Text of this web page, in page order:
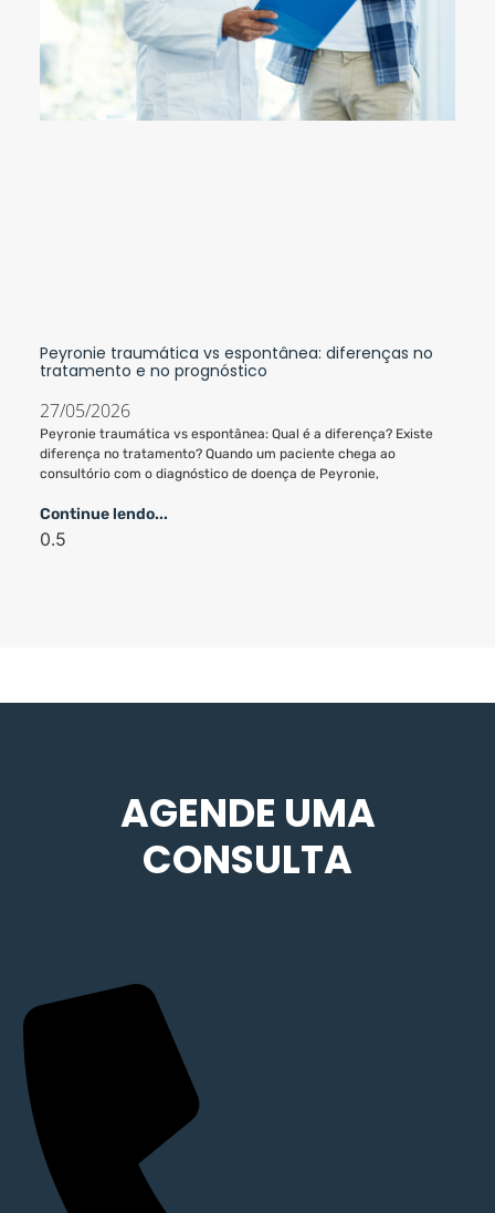
Peyronie traumática vs espontânea: diferenças no
tratamento e no prognóstico
27/05/2026
Peyronie traumática vs espontânea: Qual é a diferença? Existe
diferença no tratamento? Quando um paciente chega ao
consultório com o diagnóstico de doença de Peyronie,
Continue lendo...
AGENDE UMA
CONSULTA